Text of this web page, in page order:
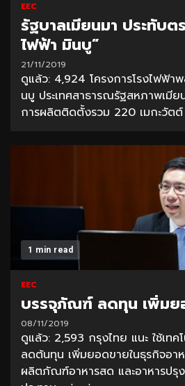
EEC
รัฐบาลเมียนมา ประทับต
ไฟฟ้า มินบู”
21/11/2019
ดูแล้ว: 4,924 โครงการโรงไฟฟ้า
นบู ประเทศสาธารณรัฐสหภาพเมี
การผลิตติดตั้งรวม 220 เมกะวัตต์
1 min read
EEC
บรรจุภัณฑ์ ลดทุน เพิ่มย
08/11/2019
ดูแล้ว: 2,593 กรุงไทย แนะ ใช้เท
ลดต้นทุน เพิ่มยอดขายในธุรกิจอาห
ผลิตภัณฑ์อาหารสด และอาหารปรุ